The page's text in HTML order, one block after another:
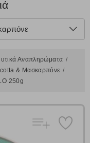
Αναπληρώματα
& Μασκαρπόνε
250g